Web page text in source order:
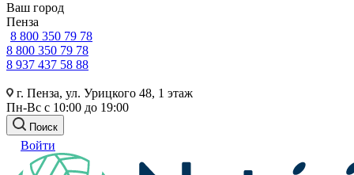
Ваш город
Пенза
8 800 350 79 78
8 800 350 79 78
8 937 437 58 88
г. Пенза, ул. Урицкого 48, 1 этаж
Пн-Вс с 10:00 до 19:00
Поиск
Войти